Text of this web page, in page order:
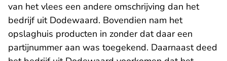
van het vlees een andere omschrijving dan het
bedrijf uit Dodewaard. Bovendien nam het
opslaghuis producten in zonder dat daar een
partijnummer aan was toegekend. Daarnaast deed